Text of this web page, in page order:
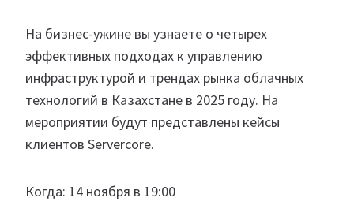
На бизнес-ужине вы узнаете о четырех
эффективных подходах к управлению
инфраструктурой и трендах рынка облачных
технологий в Казахстане в 2025 году. На
мероприятии будут представлены кейсы
клиентов Servercore.
Когда: 14 ноября в 19:00